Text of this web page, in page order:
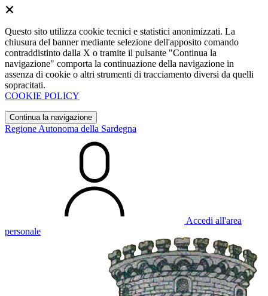
Questo sito utilizza cookie tecnici e statistici anonimizzati. La
chiusura del banner mediante selezione dell'apposito comando
contraddistinto dalla X o tramite il pulsante "Continua la
navigazione" comporta la continuazione della navigazione in
assenza di cookie o altri strumenti di tracciamento diversi da quelli
sopracitati.
COOKIE POLICY
Continua la navigazione
Regione Autonoma della Sardegna
Accedi all'area
personale